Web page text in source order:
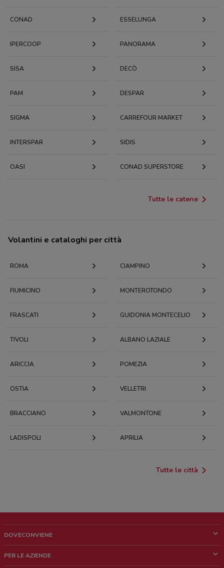
CONAD ESSELUNGA
IPERCOOP PANORAMA
SISA DECÒ
PAM DESPAR
SIGMA CARREFOUR MARKET
INTERSPAR SIDIS
OASI CONAD SUPERSTORE
Tutte le catene
Volantini e cataloghi per città
ROMA CIAMPINO
FIUMICINO MONTEROTONDO
FRASCATI GUIDONIA MONTECELIO
TIVOLI ALBANO LAZIALE
ARICCIA POMEZIA
OSTIA VELLETRI
BRACCIANO VALMONTONE
LADISPOLI APRILIA
Tutte le città
DOVECONVIENE
PER LE AZIENDE